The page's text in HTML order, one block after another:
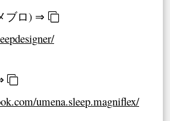
ブロ) ⇒
umena.sleep.magniflex/